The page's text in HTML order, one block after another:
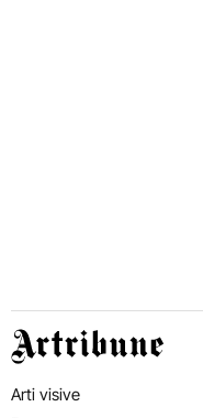
Artribune
Arti visive